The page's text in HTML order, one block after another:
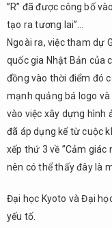
”R” đã được công bố
tạo ra tương lai”…
Ngoài ra, việc tham dự
quốc gia Nhật Bản của
đồng vào thời điểm đó
mạnh quảng bá logo
vào việc xây dựng hình
đã áp dụng kể từ cuộc
xếp thứ 3 về ”Cảm
nên có thể thấy đây là
Đại học Kyoto và Đại
yếu tố.